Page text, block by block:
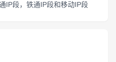
IP段，铁通IP段和移动IP段